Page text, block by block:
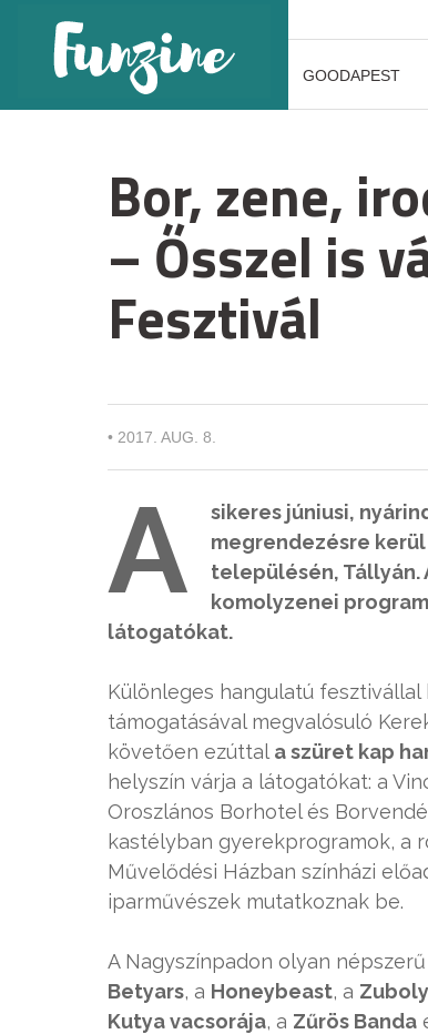
GOODAPEST
Bor, zene,
– Ősszel is
Fesztivál
• 2017. AUG. 8.
A
sikeres júniusi,
megrendezésre
településén, Tállyán.
komolyzenei
látogatókat.
Különleges hangulatú fesztivállal
támogatásával megvalósuló
követően ezúttal a szüret kap
helyszín várja a látogatókat: a
Oroszlános Borhotel és
kastélyban gyerekprogramok, a
Művelődési Házban színházi
iparművészek mutatkoznak be.
A Nagyszínpadon olyan
Betyars, a Honeybeast, a Zuboly
Kutya vacsorája, a Zűrös Banda